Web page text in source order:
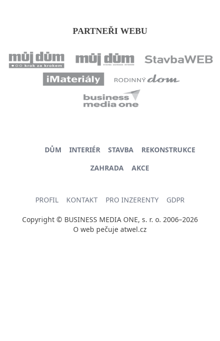
PARTNEŘI WEBU
DŮM INTERIÉR STAVBA
REKONSTRUKCE
ZAHRADA
AKCE
PROFIL KONTAKT PRO INZERENTY GDPR
Copyright © BUSINESS MEDIA ONE, s. r. o. 2006–2026